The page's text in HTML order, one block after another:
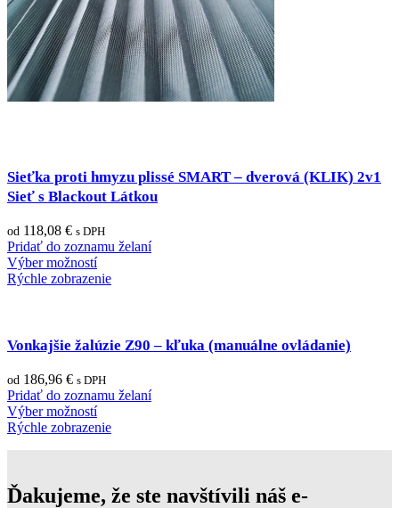
Sieťka proti hmyzu plissé SMART – dverová (KLIK) 2v1
Sieť s Blackout Látkou
od 118,08 € s DPH
Pridať do zoznamu želaní
Výber možností
Rýchle zobrazenie
Vonkajšie žalúzie Z90 – kľuka (manuálne ovládanie)
od 186,96 € s DPH
Pridať do zoznamu želaní
Výber možností
Rýchle zobrazenie
Ďakujeme, že ste navštívili náš e-